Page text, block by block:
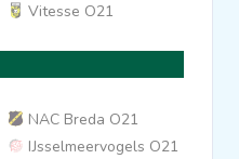
Vitesse O21
NAC Breda O21
IJsselmeervogels O21